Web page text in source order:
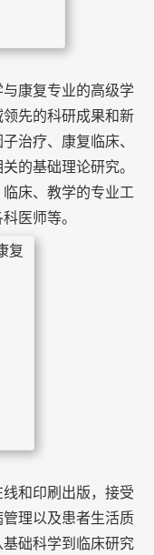
康复专业的高级学
先的科研成果和新
治疗、康复临床、
的基础理论研究。
床、教学的专业工
医师等。
和印刷出版，接受
理以及患者生活质
础科学到临床研究